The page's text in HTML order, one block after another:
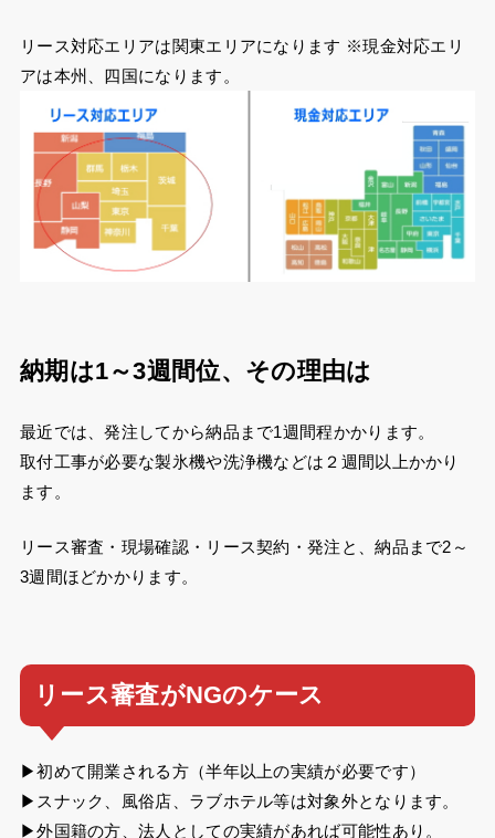
リース対応エリアは関東エリアになります ※現金対応エリ
アは本州、四国になります。
納期は1～3週間位、その理由は
最近では、発注してから納品まで1週間程かかります。
取付工事が必要な製氷機や洗浄機などは２週間以上かかり
ます。
リース審査・現場確認・リース契約・発注と、納品まで2～
3週間ほどかかります。
リース審査がNGのケース
▶初めて開業される方（半年以上の実績が必要です）
▶スナック、風俗店、ラブホテル等は対象外となります。
▶外国籍の方、法人としての実績があれば可能性あり。